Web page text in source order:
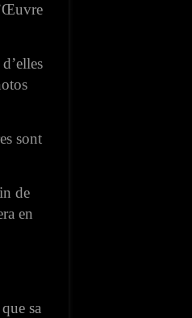
sont
de
en
sa